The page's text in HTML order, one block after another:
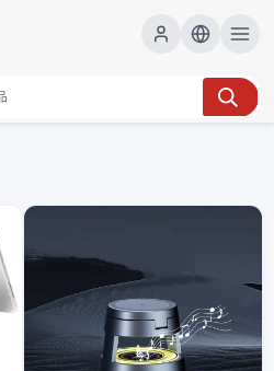
B2B/B2C
资费, wholesale 手机电信,
新趋势分析